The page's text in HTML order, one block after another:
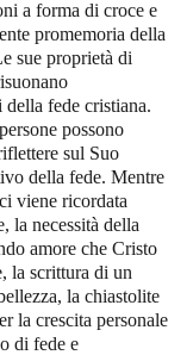
a forma di croce e
promemoria della
sue proprietà di
fede cristiana.
possono
sul Suo
della fede. Mentre
viene ricordata
la necessità della
amore che Cristo
la scrittura di un
la chiastolite
la crescita personale
di fede e